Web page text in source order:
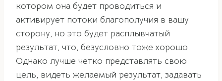
котором она будет проводиться и
активирует потоки благополучия в вашу
сторону, но это будет расплывчатый
результат, что, безусловно тоже хорошо.
Однако лучше четко представлять свою
цель, видеть желаемый результат, задавать